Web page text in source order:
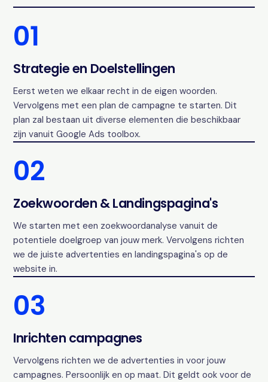
01
Strategie en Doelstellingen
Eerst weten we elkaar recht in de eigen woorden.
Vervolgens met een plan de campagne te starten. Dit
plan zal bestaan uit diverse elementen die beschikbaar
zijn vanuit Google Ads toolbox.
02
Zoekwoorden & Landingspagina's
We starten met een zoekwoordanalyse vanuit de
potentiele doelgroep van jouw merk. Vervolgens richten
we de juiste advertenties en landingspagina's op de
website in.
03
Inrichten campagnes
Vervolgens richten we de advertenties in voor jouw
campagnes. Persoonlijk en op maat. Dit geldt ook voor de